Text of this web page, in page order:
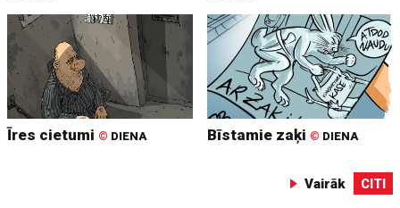
Īres cietumi © DIENA Bīstamie zaķi © DIENA
Vairāk CITI